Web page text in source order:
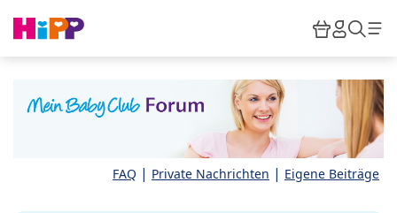
HiPP
FAQ | Private Nachrichten | Eigene Beiträge